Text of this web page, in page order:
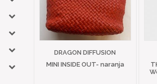
DRAGON DIFFUSION
MINI INSIDE OUT- naranja